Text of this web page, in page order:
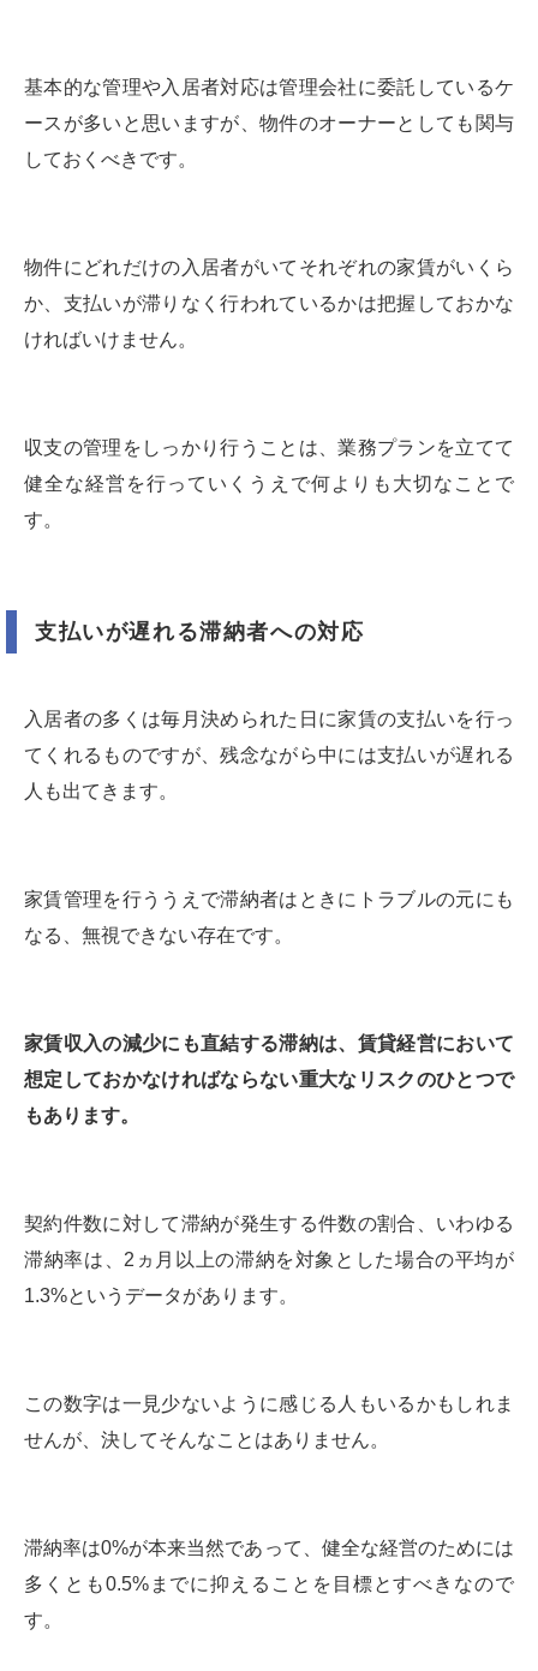
基本的な管理や入居者対応は管理会社に委託しているケ
ースが多いと思いますが、物件のオーナーとしても関与
しておくべきです。
物件にどれだけの入居者がいてそれぞれの家賃がいくら
か、支払いが滞りなく行われているかは把握しておかな
ければいけません。
収支の管理をしっかり行うことは、業務プランを立てて
健全な経営を行っていくうえで何よりも大切なことで
す。
支払いが遅れる滞納者への対応
入居者の多くは毎月決められた日に家賃の支払いを行っ
てくれるものですが、残念ながら中には支払いが遅れる
人も出てきます。
家賃管理を行ううえで滞納者はときにトラブルの元にも
なる、無視できない存在です。
家賃収入の減少にも直結する滞納は、賃貸経営において
想定しておかなければならない重大なリスクのひとつで
もあります。
契約件数に対して滞納が発生する件数の割合、いわゆる
滞納率は、2ヵ月以上の滞納を対象とした場合の平均が
1.3%というデータがあります。
この数字は一見少ないように感じる人もいるかもしれま
せんが、決してそんなことはありません。
滞納率は0%が本来当然であって、健全な経営のためには
多くとも0.5%までに抑えることを目標とすべきなので
す。